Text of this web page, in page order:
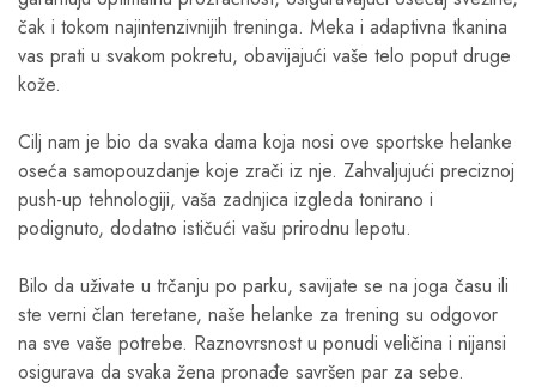
čak i tokom najintenzivnijih treninga. Meka i adaptivna tkanina
vas prati u svakom pokretu, obavijajući vaše telo poput druge
kože.
Cilj nam je bio da svaka dama koja nosi ove sportske helanke
oseća samopouzdanje koje zrači iz nje. Zahvaljujući preciznoj
push-up tehnologiji, vaša zadnjica izgleda tonirano i
podignuto, dodatno ističući vašu prirodnu lepotu.
Bilo da uživate u trčanju po parku, savijate se na joga času ili
ste verni član teretane, naše helanke za trening su odgovor
na sve vaše potrebe. Raznovrsnost u ponudi veličina i nijansi
osigurava da svaka žena pronađe savršen par za sebe.